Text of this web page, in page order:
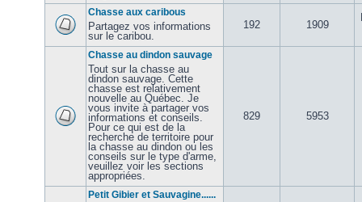
Chasse aux caribous
Partagez vos informations
sur le caribou.
192 1909
Chasse au dindon sauvage
Tout sur la chasse au
dindon sauvage. Cette
chasse est relativement
nouvelle au Québec. Je
vous invite à partager vos
informations et conseils.
Pour ce qui est de la
recherche de territoire pour
la chasse au dindon ou les
conseils sur le type d'arme,
veuillez voir les sections
appropriées.
829 5953
Petit Gibier et Sauvagine......